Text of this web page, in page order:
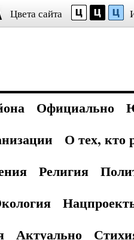
Цвета сайта
Официально
О тех, кто
Религия
Актуально